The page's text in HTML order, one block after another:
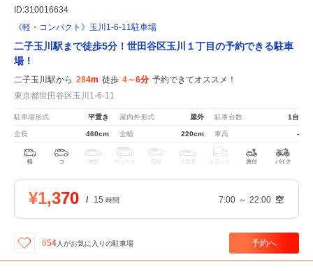
ID:310016634
《軽・コンパクト》玉川1-6-11駐車場
二子玉川駅まで徒歩5分！世田谷区玉川１丁目の予約できる駐車
場！
二子玉川駅から 284m 徒歩 4～6分 予約できてオススメ！
東京都世田谷区玉川1-6-11
駐車場形式 平置き 屋内外形式 屋外 駐車台数 1台
全長 460cm 全幅 220cm 車高 -
軽 コ 中型 ボックス SUV 大型車 トラック 原付 バイク
¥1,370 / 15 時間 7:00 ～ 22:00 空
654人がお気に入りの駐車場 予約へ